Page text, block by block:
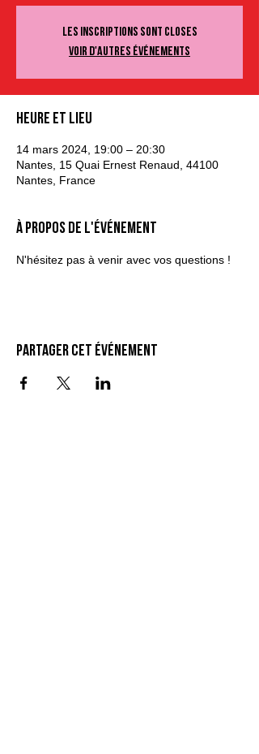
Les inscriptions sont closes
Voir d'autres événements
Heure et lieu
14 mars 2024, 19:00 – 20:30
Nantes, 15 Quai Ernest Renaud, 44100
Nantes, France
À propos de l'événement
N'hésitez pas à venir avec vos questions !
Partager cet événement